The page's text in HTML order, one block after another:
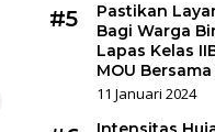
#5
Pastikan
Bagi Warga
Lapas Kelas
MOU
11 Januari 2024